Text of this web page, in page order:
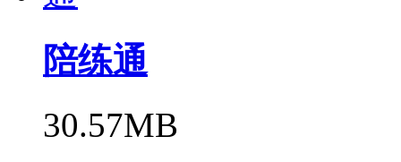
陪练通
30.57MB